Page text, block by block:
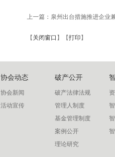
上一篇： 泉州出台措施推进企业
【 关闭窗口 】【打印 】
协会动态
协会新闻
活动宣传
破产公开
破产法律法规
管理人制度
基金管理制度
案例公开
理论研究